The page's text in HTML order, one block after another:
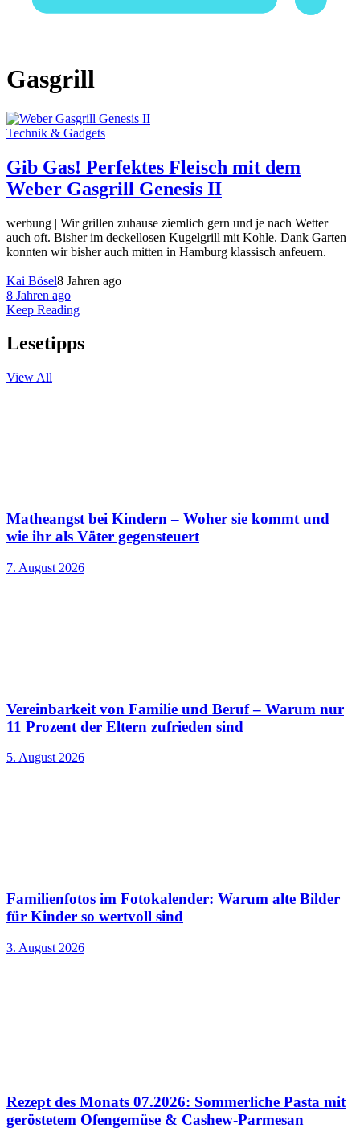
Gasgrill
Technik & Gadgets
Gib Gas! Perfektes Fleisch mit dem
Weber Gasgrill Genesis II
werbung | Wir grillen zuhause ziemlich gern und je nach Wetter
auch oft. Bisher im deckellosen Kugelgrill mit Kohle. Dank Garten
konnten wir bisher auch mitten in Hamburg klassisch anfeuern.
Kai Bösel8 Jahren ago
8 Jahren ago
Keep Reading
Lesetipps
View All
Matheangst bei Kindern – Woher sie kommt und
wie ihr als Väter gegensteuert
7. August 2026
Vereinbarkeit von Familie und Beruf – Warum nur
11 Prozent der Eltern zufrieden sind
5. August 2026
Familienfotos im Fotokalender: Warum alte Bilder
für Kinder so wertvoll sind
3. August 2026
Rezept des Monats 07.2026: Sommerliche Pasta mit
geröstetem Ofengemüse & Cashew-Parmesan